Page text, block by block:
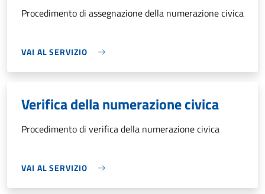
Procedimento di assegnazione della numerazione civica
VAI AL SERVIZIO
Verifica della numerazione civica
Procedimento di verifica della numerazione civica
VAI AL SERVIZIO